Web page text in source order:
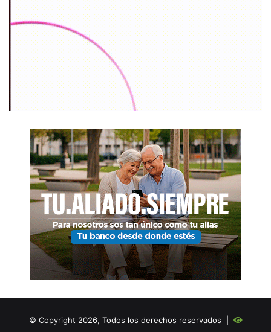
© Copyright 2026, Todos los derechos reservados |